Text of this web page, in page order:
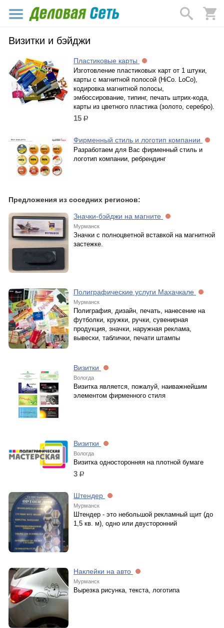
Визитки и бэйджи
Пластиковые карты
Изготовление пластиковых карт от 1 штуки,
карты с магнитной полосой (HiCo. LoCo),
кодировка магнитной полосы,
эмбоссирование, типинг, печать штрих-кода,
карты из цветного пластика (золото, серебро).
15 р.
Фирменный стиль и логотип компании
Разработаем для Вас фирменный стиль и
логотип компании, ребрендинг
Предложения из соседних регионов:
Значки-бэйджи на магните
Мурманск
Значки с полноцветной вставкой на магнитной
застежке.
Полиграфические услуги Махачкале
Мурманск
Полиграфия, дизайн, печать, нанесение на
футболки, кружки, ручки, сувенирная
продукция, значки, наружная реклама,
вывески, таблички, печати штампы
Визитки
Вологда
Визитка является, пожалуй, наиважнейшим
элементом фирменного стиля
Визитки
Вологда
Визитка односторонняя на плотной бумаге
3 р.
Штендер
Мурманск
Штендер - это небольшой рекламный щит (до
1,5 кв. м), одно или двусторонний
Наклейки на авто
Мурманск
Вырезка рисунка, текста, логотипа